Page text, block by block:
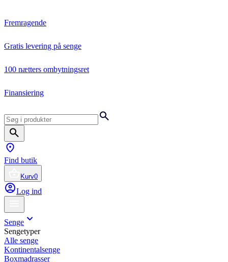
Fremragende
Gratis levering på senge
100 nætters ombytningsret
Finansiering
Find butik
Kurv0
Log ind
Senge
Sengetyper
Alle senge
Kontinentalsenge
Boxmadrasser